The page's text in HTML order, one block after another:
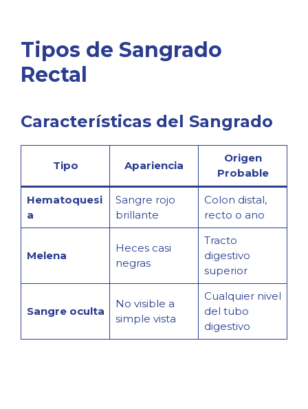
Tipos de Sangrado
Rectal
Características del Sangrado
Tipo Apariencia
Origen
Probable
Hematoquesi
a
Sangre rojo
brillante
Colon distal,
recto o ano
Melena
Heces casi
negras
Tracto
digestivo
superior
Sangre oculta
No visible a
simple vista
Cualquier nivel
del tubo
digestivo